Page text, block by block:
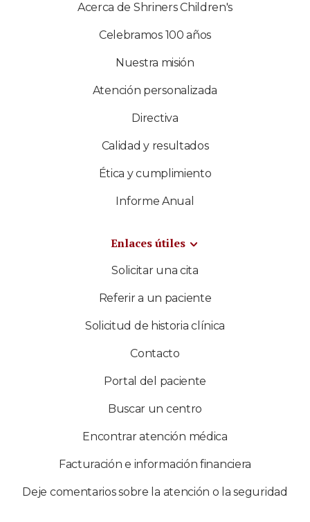
Acerca de Shriners Children's
Celebramos 100 años
Nuestra misión
Atención personalizada
Directiva
Calidad y resultados
Ética y cumplimiento
Informe Anual
Enlaces útiles
Solicitar una cita
Referir a un paciente
Solicitud de historia clínica
Contacto
Portal del paciente
Buscar un centro
Encontrar atención médica
Facturación e información financiera
Deje comentarios sobre la atención o la seguridad